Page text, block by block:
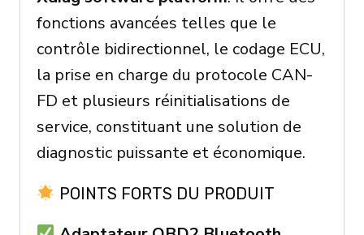
fonctions avancées telles que le
contrôle bidirectionnel, le codage ECU,
la prise en charge du protocole CAN-
FD et plusieurs réinitialisations de
service, constituant une solution de
diagnostic puissante et économique.
POINTS FORTS DU PRODUIT